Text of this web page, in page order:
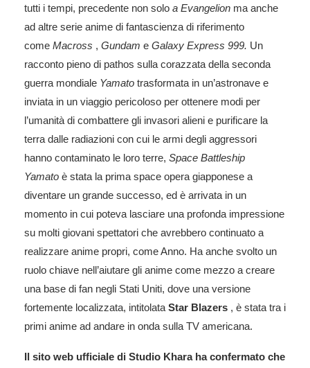
tutti i tempi, precedente non solo a Evangelion ma anche
ad altre serie anime di fantascienza di riferimento
come Macross , Gundam e Galaxy Express 999. Un
racconto pieno di pathos sulla corazzata della seconda
guerra mondiale Yamato trasformata in un’astronave e
inviata in un viaggio pericoloso per ottenere modi per
l’umanità di combattere gli invasori alieni e purificare la
terra dalle radiazioni con cui le armi degli aggressori
hanno contaminato le loro terre, Space Battleship
Yamato è stata la prima space opera giapponese a
diventare un grande successo, ed è arrivata in un
momento in cui poteva lasciare una profonda impressione
su molti giovani spettatori che avrebbero continuato a
realizzare anime propri, come Anno. Ha anche svolto un
ruolo chiave nell’aiutare gli anime come mezzo a creare
una base di fan negli Stati Uniti, dove una versione
fortemente localizzata, intitolata Star Blazers , è stata tra i
primi anime ad andare in onda sulla TV americana.
Il sito web ufficiale di Studio Khara ha confermato che